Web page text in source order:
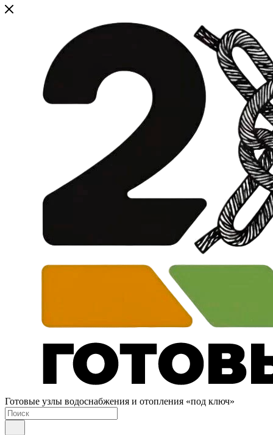
Готовые узлы водоснабжения и отопления «под ключ»